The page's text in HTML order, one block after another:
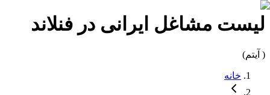
لیست مشاغل ایرانی در فنلاند
( آیتم)
خانه